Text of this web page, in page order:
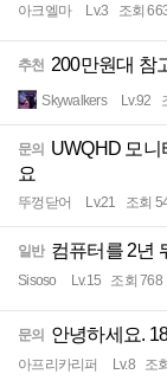
아크엘마 Lv.3 조회
추천 200만원대 참
Skywalkers Lv.92
문의
UWQHD 모니
요
뚜껑닫어 Lv.21 조회
일반 컴퓨터를 2년
Sisoso Lv.15 조회 768
문의 안녕하세요.
아프리카리퍼 Lv.8 조